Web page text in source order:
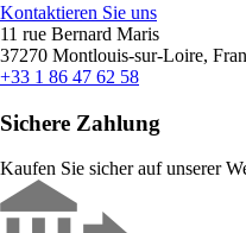
Kontaktieren Sie uns
11 rue Bernard Maris
37270 Montlouis-sur-Loire,
+33 1 86 47 62 58
Sichere Zahlung
Kaufen Sie sicher auf unserer